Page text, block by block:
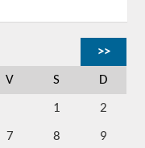
>>
V S D
1 2
7 8 9